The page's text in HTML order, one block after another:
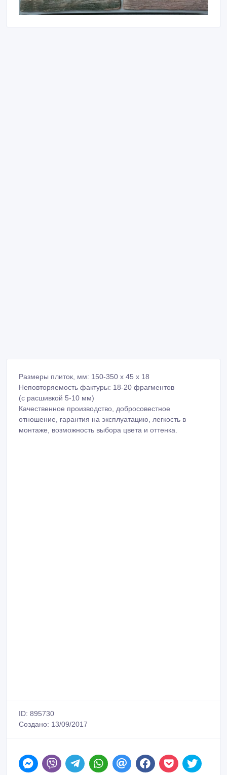
Размеры плиток, мм: 150-350 х 45 х 18
Неповторяемость фактуры: 18-20 фрагментов
(с расшивкой 5-10 мм)
Качественное производство, добросовестное
отношение, гарантия на эксплуатацию, легкость в
монтаже, возможность выбора цвета и оттенка.
ID: 895730
Создано: 13/09/2017